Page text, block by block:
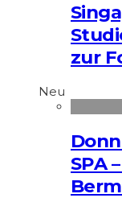
zur
Neu
SPA